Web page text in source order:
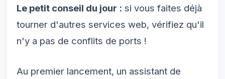
Le petit conseil du jour : si vous faites déjà
tourner d'autres services web, vérifiez qu'il
n'y a pas de conflits de ports !
Au premier lancement, un assistant de